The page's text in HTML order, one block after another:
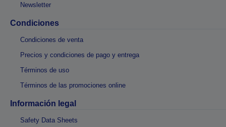
Newsletter
Condiciones
Condiciones de venta
Precios y condiciones de pago y entrega
Términos de uso
Términos de las promociones online
Información legal
Safety Data Sheets